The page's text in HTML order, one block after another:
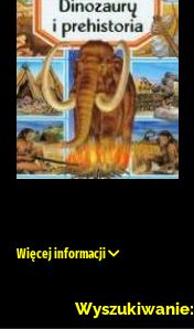
Więcej informacji
Wyszukiwanie: